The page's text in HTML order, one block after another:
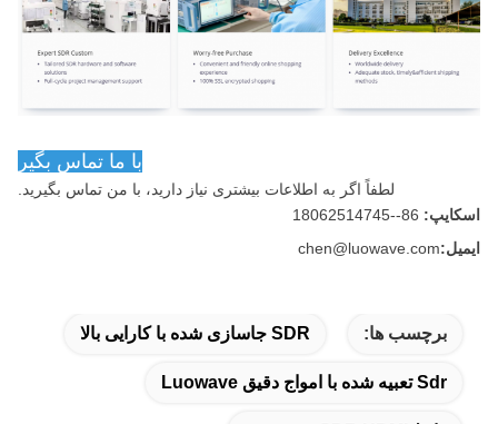
با ما تماس بگير
لطفاً اگر به اطلاعات بیشتری نیاز دارید، با من تماس بگیرید.
اسکایپ: 86--18062514745
ایمیل:chen@luowave.com
برچسب ها: SDR جاسازی شده با کارایی بالا
Sdr تعبیه شده با امواج دقیق Luowave